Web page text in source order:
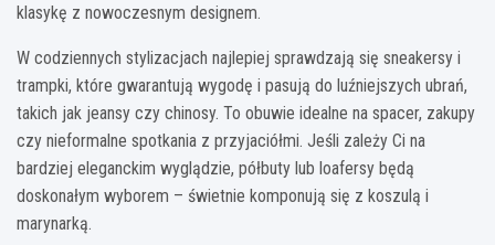
klasykę z nowoczesnym designem.
W codziennych stylizacjach najlepiej sprawdzają się sneakersy i
trampki, które gwarantują wygodę i pasują do luźniejszych ubrań,
takich jak jeansy czy chinosy. To obuwie idealne na spacer, zakupy
czy nieformalne spotkania z przyjaciółmi. Jeśli zależy Ci na
bardziej eleganckim wyglądzie, półbuty lub loafersy będą
doskonałym wyborem – świetnie komponują się z koszulą i
marynarką.